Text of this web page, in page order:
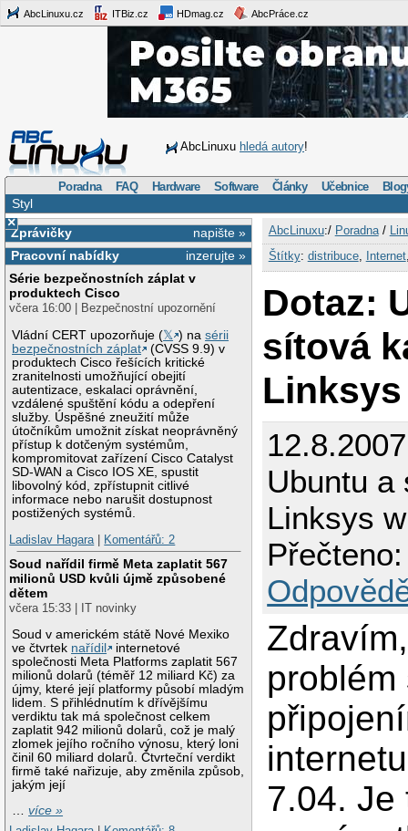
AbcLinuxu.cz ITBiz.cz HDmag.cz AbcPráce.cz
AbcLinuxu hledá autory!
Poradna FAQ Hardware Software Články Učebnice
Styl
×
napište »
Zprávičky
inzerujte »
Pracovní nabídky
Série bezpečnostních záplat v
produktech Cisco
včera 16:00 | Bezpečnostní upozornění
Vládní CERT upozorňuje (𝕏 ) nasérii
bezpečnostních záplat
(CVSS 9.9) v
produktech Cisco řešících kritické
zranitelnosti umožňující obejití
autentizace, eskalaci oprávnění,
vzdálené spuštění kódu a odepření
služby. Úspěšné zneužití může
útočníkům umožnit získat neoprávněný
přístup k dotčeným systémům,
kompromitovat zařízení Cisco Catalyst
SD-WAN a Cisco IOS XE, spustit
libovolný kód, zpřístupnit citlivé
informace nebo narušit dostupnost
postižených systémů.
Ladislav Hagara| Komentářů: 2
Soud nařídil firmě Meta zaplatit 567
milionů USD kvůli újmě způsobené
dětem
včera 15:33 | IT novinky
Soud v americkém státě Nové Mexiko
ve čtvrtek nařídil
internetové
společnosti Meta Platforms zaplatit 567
milionů dolarů (téměř 12 miliard Kč) za
újmy, které její platformy působí mladým
lidem. S přihlédnutím k dřívějšímu
verdiktu tak má společnost celkem
zaplatit 942 milionů dolarů, což je malý
zlomek jejího ročního výnosu, který loni
činil 60 miliard dolarů. Čtvrteční verdikt
firmě také nařizuje, aby změnila způsob,
jakým její
…více »
AbcLinuxu:/ Poradna/
Štítky: distribuce, Internet
Dotaz:
sítová
Linksys
Ubuntu a
Linksys
problém
7.04. Je